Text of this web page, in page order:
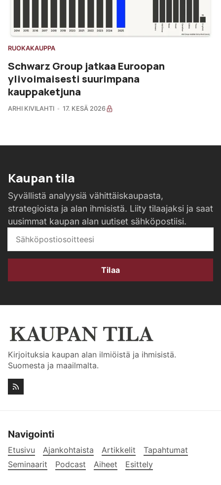
RUOKAKAUPPA
Schwarz Group jatkaa Euroopan
ylivoimaisesti suurimpana
kauppaketjuna
ARHI KIVILAHTI 17. KESÄ 2026
Kaupan tila
Syvällistä analyysiä vähittäiskaupasta,
strategioista ja alan ihmisistä. Liity tilaajaksi ja saat
uusimmat kaupan alan uutiset sähköpostiisi.
Tilaa
Kirjoituksia kaupan alan ilmiöistä ja ihmisistä.
Suomesta ja maailmalta.
Navigointi
Etusivu Ajankohtaista Artikkelit
Tapahtumat
Seminaarit
Podcast Aiheet Esittely